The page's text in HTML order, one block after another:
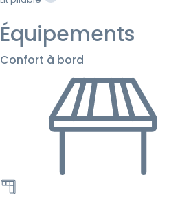
Équipements
Confort à bord